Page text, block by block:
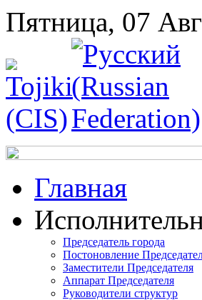
Пятница, 07
Главная
Председатель города
Постоновление
Заместители Председателя
Аппарат Председателя
Руководители структур